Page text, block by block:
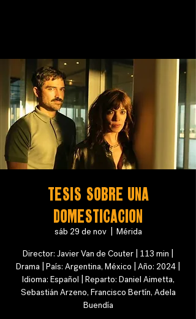
TESIS SOBRE UNA
DOMESTICACION
sáb 29 de nov
  |
Mérida
Director: Javier Van de Couter | 113 min |
Drama | País: Argentina, México | Año: 2024 |
Idioma: Español | Reparto: Daniel Aimetta,
Sebastián Arzeno, Francisco Bertín, Adela
Buendía